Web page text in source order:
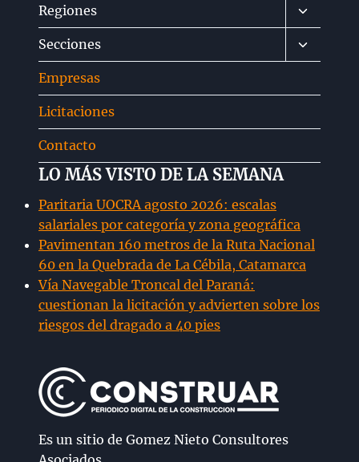
Regiones
Alternar
menú
hijo
Secciones
Alternar
menú
Empresas
Licitaciones
Contacto
LO MÁS VISTO DE LA SEMANA
Paritaria UOCRA agosto 2026: escalas
salariales por categoría y zona geográfica
Pavimentan 160 metros de la Ruta Nacional
60 en la Quebrada de La Cébila, Catamarca
Vía Navegable Troncal del Paraná:
cuestionan la licitación y advierten sobre los
riesgos del dragado a 40 pies
Es un sitio de Gomez Nieto Consultores